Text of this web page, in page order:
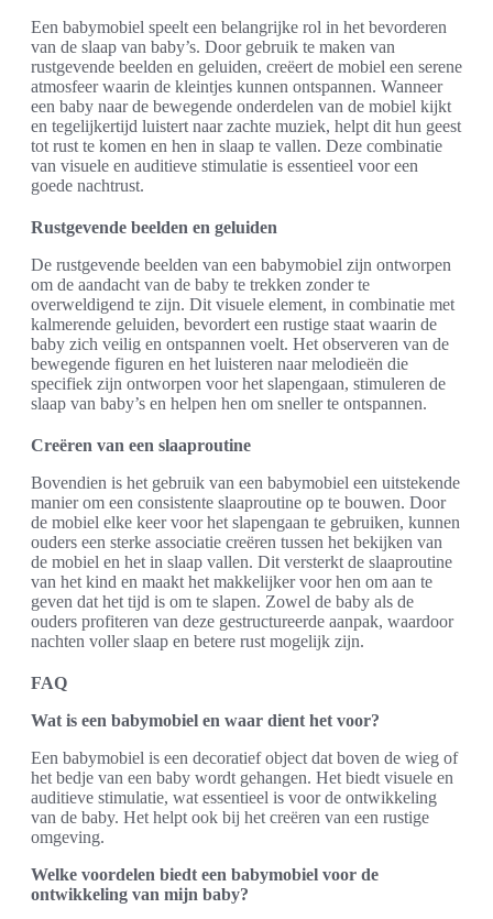
Een babymobiel speelt een belangrijke rol in het bevorderen
van de slaap van baby’s. Door gebruik te maken van
rustgevende beelden en geluiden, creëert de mobiel een serene
atmosfeer waarin de kleintjes kunnen ontspannen. Wanneer
een baby naar de bewegende onderdelen van de mobiel kijkt
en tegelijkertijd luistert naar zachte muziek, helpt dit hun geest
tot rust te komen en hen in slaap te vallen. Deze combinatie
van visuele en auditieve stimulatie is essentieel voor een
goede nachtrust.
Rustgevende beelden en geluiden
De rustgevende beelden van een babymobiel zijn ontworpen
om de aandacht van de baby te trekken zonder te
overweldigend te zijn. Dit visuele element, in combinatie met
kalmerende geluiden, bevordert een rustige staat waarin de
baby zich veilig en ontspannen voelt. Het observeren van de
bewegende figuren en het luisteren naar melodieën die
specifiek zijn ontworpen voor het slapengaan, stimuleren de
slaap van baby’s en helpen hen om sneller te ontspannen.
Creëren van een slaaproutine
Bovendien is het gebruik van een babymobiel een uitstekende
manier om een consistente slaaproutine op te bouwen. Door
de mobiel elke keer voor het slapengaan te gebruiken, kunnen
ouders een sterke associatie creëren tussen het bekijken van
de mobiel en het in slaap vallen. Dit versterkt de slaaproutine
van het kind en maakt het makkelijker voor hen om aan te
geven dat het tijd is om te slapen. Zowel de baby als de
ouders profiteren van deze gestructureerde aanpak, waardoor
nachten voller slaap en betere rust mogelijk zijn.
FAQ
Wat is een babymobiel en waar dient het voor?
Een babymobiel is een decoratief object dat boven de wieg of
het bedje van een baby wordt gehangen. Het biedt visuele en
auditieve stimulatie, wat essentieel is voor de ontwikkeling
van de baby. Het helpt ook bij het creëren van een rustige
omgeving.
Welke voordelen biedt een babymobiel voor de
ontwikkeling van mijn baby?